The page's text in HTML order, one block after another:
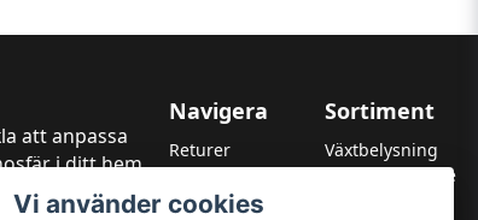
att anpassa
i ditt hem,
Navigera
Returer
Kundtjänst
Garanti
Sortiment
Växtbelysning
LED Strålkastare
Vi använder cookies